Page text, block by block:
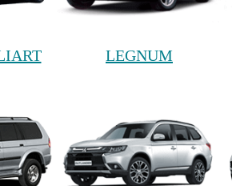
LEGNUM